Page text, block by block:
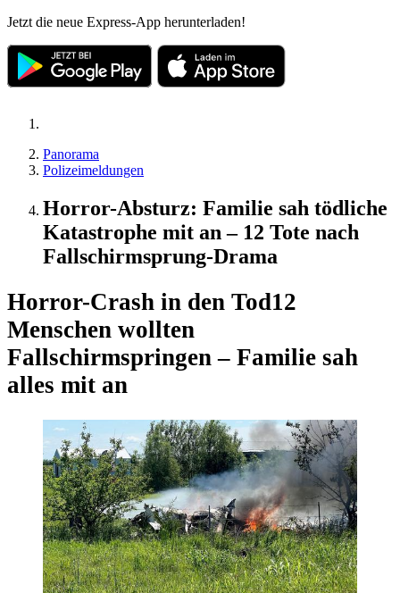
Jetzt die neue Express-App herunterladen!
Panorama
Polizeimeldungen
Horror-Absturz: Familie sah tödliche
Katastrophe mit an – 12 Tote nach
Fallschirmsprung-Drama
Horror-Crash in den Tod12
Menschen wollten
Fallschirmspringen – Familie sah
alles mit an